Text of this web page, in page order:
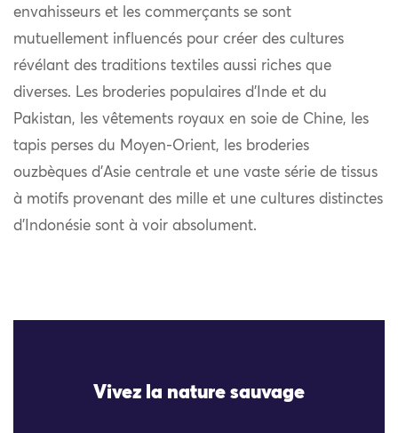
envahisseurs et les commerçants se sont
mutuellement influencés pour créer des cultures
révélant des traditions textiles aussi riches que
diverses. Les broderies populaires d’Inde et du
Pakistan, les vêtements royaux en soie de Chine, les
tapis perses du Moyen-Orient, les broderies
ouzbèques d’Asie centrale et une vaste série de tissus
à motifs provenant des mille et une cultures distinctes
d’Indonésie sont à voir absolument.
Vivez la nature sauvage